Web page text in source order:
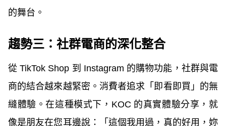
的舞台。
趨勢三：社群電商的深化整合
從 TikTok Shop 到 Instagram 的購物功能，社群與電
商的結合越來越緊密。消費者追求「即看即買」的無
縫體驗。在這種模式下，KOC 的真實體驗分享，就
像是朋友在您耳邊說：「這個我用過，真的好用，妳